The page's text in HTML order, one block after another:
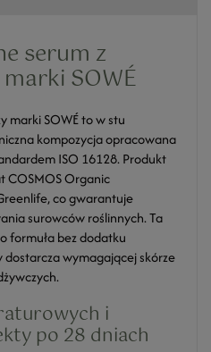
serum z
SOWÉ
marki SOWÉ to w stu
kompozycja opracowana
ISO 16128. Produkt
COSMOS Organic
co gwarantuje
surowców roślinnych. Ta
formuła bez dodatku
dostarcza wymagającej skórze
i
po 28 dniach